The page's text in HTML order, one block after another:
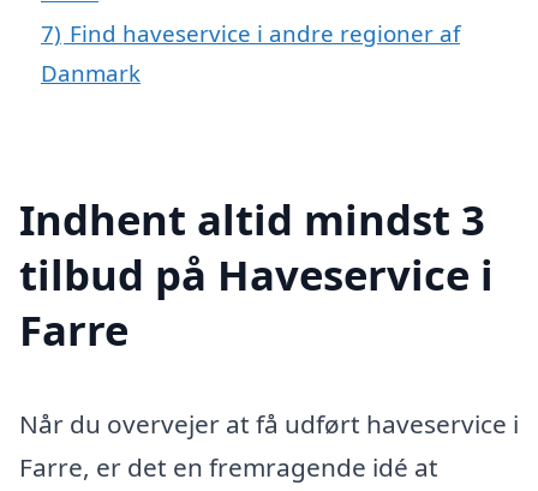
7) Find haveservice i andre regioner af
Danmark
Indhent altid mindst 3
tilbud på Haveservice i
Farre
Når du overvejer at få udført haveservice i
Farre, er det en fremragende idé at